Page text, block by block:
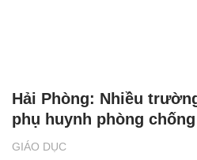
GIÁO DỤC
Hải Phòng: Nhiều
phụ huynh phòng